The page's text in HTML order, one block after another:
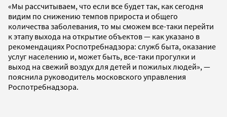
«Мы рассчитываем, что если все будет так, как сегодня
видим по снижению темпов прироста и общего
количества заболевания, то мы сможем все-таки перейти
к этапу выхода на открытие объектов — как указано в
рекомендациях Роспотребнадзора: служб быта, оказание
услуг населению и, может быть, все-таки прогулки и
выход на свежий воздух для детей и пожилых людей», —
пояснила руководитель московского управления
Роспотребнадзора.